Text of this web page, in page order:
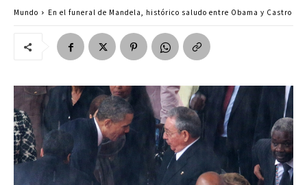
Mundo En el funeral de Mandela, histórico saludo entre Obama y Castro